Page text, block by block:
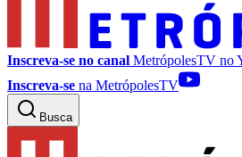
Inscreva-se no canal MetrópolesTV no
Inscreva-se na MetrópolesTV
Busca